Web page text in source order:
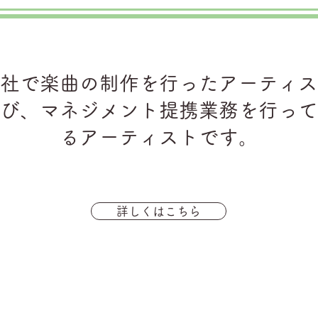
で楽曲の制作を行ったアーティ
、マネジメント提携業務を行っ
るアーティストです。
詳しくはこちら